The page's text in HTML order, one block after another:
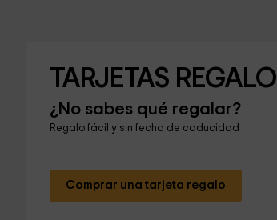
TARJETAS REGALO
¿No sabes qué regalar?
Regalo fácil y sin fecha de caducidad
Comprar una tarjeta regalo